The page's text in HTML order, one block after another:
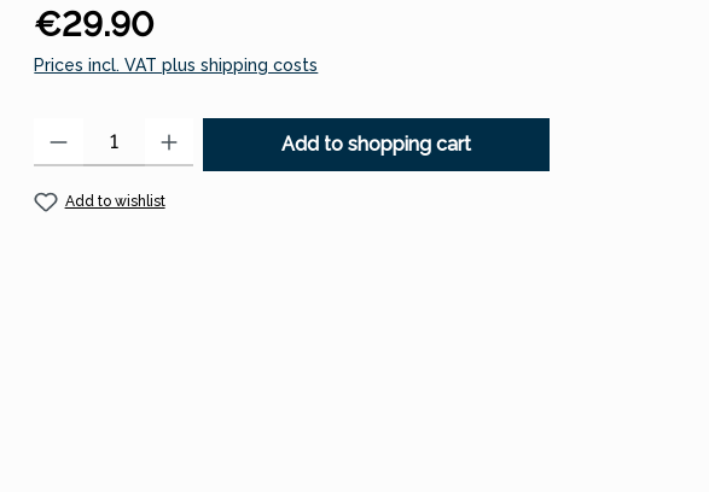
Regular price:
€29.90
Prices incl. VAT plus shipping costs
Add to shopping cart
Add to wishlist